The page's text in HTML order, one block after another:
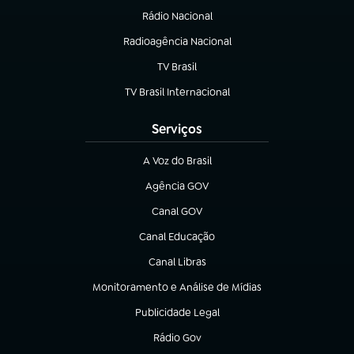
Rádio Nacional
Radioagência Nacional
(abre em nova aba)
TV Brasil
(abre em nova aba)
TV Brasil Internacional
(abre em nova aba)
Serviços
A Voz do Brasil
(abre em nova aba)
Agência GOV
(abre em nova aba)
Canal GOV
(abre em nova aba)
Canal Educação
(abre em nova aba)
Canal Libras
(abre em nova aba)
Monitoramento e Análise de Mídias
(abre em nova aba)
Publicidade Legal
(abre em nova aba)
Rádio Gov
(abre em nova aba)